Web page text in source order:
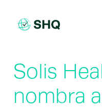
content
Solis
nombra